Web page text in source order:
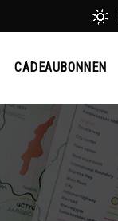
CADEAUBONNEN